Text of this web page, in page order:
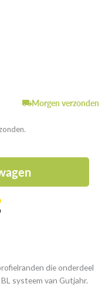
Morgen verzonden
die onderdeel
systeem van Gutjahr.